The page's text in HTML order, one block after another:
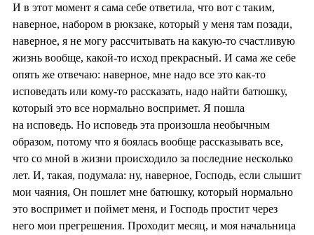
И в этот момент я сама себе ответила, что вот с таким,
наверное, набором в рюкзаке, который у меня там позади,
наверное, я не могу рассчитывать на какую-то счастливую
жизнь вообще, какой-то исход прекрасный. И сама же себе
опять же отвечаю: наверное, мне надо все это как-то
исповедать или кому-то рассказать, надо найти батюшку,
который это все нормально воспримет. Я пошла
на исповедь. Но исповедь эта произошла необычным
образом, потому что я боялась вообще рассказывать все,
что со мной в жизни происходило за последние несколько
лет. И, такая, подумала: ну, наверное, Господь, если слышит
мои чаяния, Он пошлет мне батюшку, который нормально
это воспримет и поймет меня, и Господь простит через
него мои прегрешения. Проходит месяц, и моя начальница